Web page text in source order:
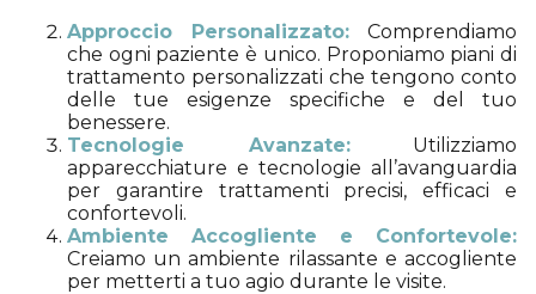
Approccio Personalizzato: Comprendiamo
che ogni paziente è unico. Proponiamo piani di
trattamento personalizzati che tengono conto
delle tue esigenze specifiche e del tuo
benessere.
Tecnologie Avanzate:Utilizziamo
apparecchiature e tecnologie all’avanguardia
per garantire trattamenti precisi, efficaci e
confortevoli.
Ambiente Accogliente e Confortevole:
Creiamo un ambiente rilassante e accogliente
per metterti a tuo agio durante le visite.